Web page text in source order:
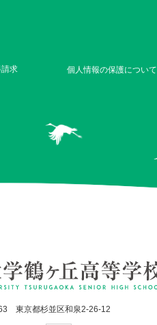
求 個人情報の保護について
東京都杉並区和泉2-26-12